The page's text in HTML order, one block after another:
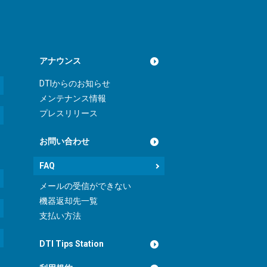
アナウンス
DTIからのお知らせ
メンテナンス情報
プレスリリース
お問い合わせ
FAQ
メールの受信ができない
機器返却先一覧
支払い方法
DTI Tips Station